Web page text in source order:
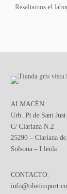
Resaltamos el
ALMACÉN:
Urb. Pi de Sant Just
C/ Clariana N.2
25290 – Clariana
Solsona – Lleida
CONTACTO: